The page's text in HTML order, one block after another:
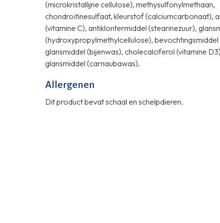
(microkristallijne cellulose), methysulfonylmethaan,
chondroïtinesulfaat, kleurstof (calciumcarbonaat),
(vitamine C), antiklontermiddel (stearinezuur),
(hydroxypropylmethylcellulose),
glansmiddel (bijenwas), cholecalciferol (vitamine
glansmiddel (carnaubawas).
Allergenen
Dit product bevat schaal en schelpdieren.